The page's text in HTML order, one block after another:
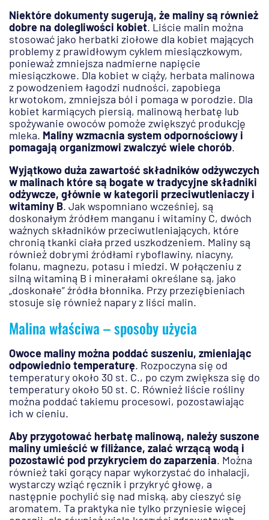
Niektóre dokumenty sugerują, że maliny są również
dobre na dolegliwości kobiet. Liście malin można
stosować jako herbatki ziołowe dla kobiet mających
problemy z prawidłowym cyklem miesiączkowym,
ponieważ zmniejsza nadmierne napięcie
miesiączkowe. Dla kobiet w ciąży, herbata malinowa
z powodzeniem łagodzi nudności, zapobiega
krwotokom, zmniejsza ból i pomaga w porodzie. Dla
kobiet karmiących piersią, malinową herbatę lub
spożywanie owoców pomoże zwiększyć produkcję
mleka. Maliny wzmacnia system odpornościowy i
pomagają organizmowi zwalczyć wiele chorób.
Wyjątkowo duża zawartość składników odżywczych
w malinach które są bogate w tradycyjne składniki
odżywcze, głównie w kategorii przeciwutleniaczy i
witaminy B. Jak wspomniano wcześniej, są
doskonałym źródłem manganu i witaminy C, dwóch
ważnych składników przeciwutleniających, które
chronią tkanki ciała przed uszkodzeniem. Maliny są
również dobrymi źródłami ryboflawiny, niacyny,
folanu, magnezu, potasu i miedzi. W połączeniu z
silną witaminą B i minerałami określane są, jako
„doskonałe” źródła błonnika. Przy przeziębieniach
stosuje się również napary z liści malin.
Malina właściwa – sposoby użycia
Owoce maliny można poddać suszeniu, zmieniając
odpowiednio temperaturę. Rozpoczyna się od
temperatury około 30 st. C., po czym zwiększa się do
temperatury około 50 st. C. Również liście rośliny
można poddać takiemu procesowi, pozostawiając
ich w cieniu.
Aby przygotować herbatę malinową, należy suszone
maliny umieścić w filiżance, zalać wrzącą wodą i
pozostawić pod przykryciem do zaparzenia. Można
również taki gorący napar wykorzystać do inhalacji,
wystarczy wziąć ręcznik i przykryć głowę, a
następnie pochylić się nad miską, aby cieszyć się
aromatem. Ta praktyka nie tylko przyniesie więcej